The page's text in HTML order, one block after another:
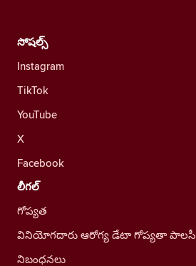
సోషల్స్
Instagram
TikTok
YouTube
X
Facebook
లీగల్
గోప్యత
వినియోగదారు ఆరోగ్య డేటా గోప్యతా పాలసీ
నిబంధనలు